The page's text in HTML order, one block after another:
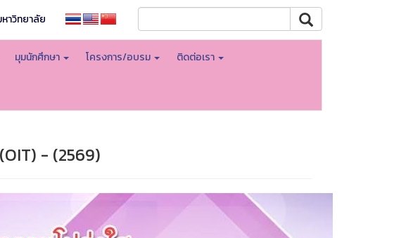
าวิทยาลัย
มุมนักศึกษา โครงการ/อบรม ติดต่อเรา
- (2569)